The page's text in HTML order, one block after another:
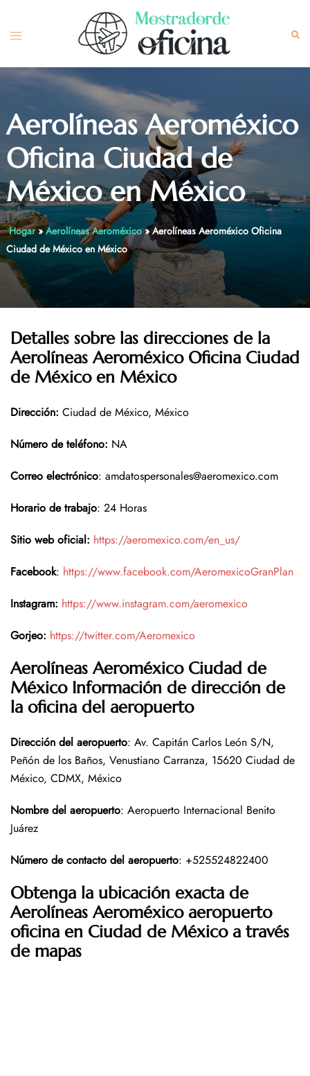
content
Toggle
Aerolíneas Aeroméxico
Oficina Ciudad de
México en México
Hogar»Aerolíneas Aeroméxico»Aerolíneas Aeroméxico Oficina
Ciudad de México en México
Detalles sobre las direcciones de la
Aerolíneas Aeroméxico Oficina Ciudad
de México en México
Dirección: Ciudad de México, México
Número de teléfono: NA
Correo electrónico: amdatospersonales@aeromexico.com
Horario de trabajo: 24 Horas
Sitio web oficial: https://aeromexico.com/en_us/
Facebook: https://www.facebook.com/AeromexicoGranPlan
Instagram: https://www.instagram.com/aeromexico
Gorjeo: https://twitter.com/Aeromexico
Aerolíneas Aeroméxico Ciudad de
México Información de dirección de
la oficina del aeropuerto
Dirección del aeropuerto: Av. Capitán Carlos León S/N,
Peñón de los Baños, Venustiano Carranza, 15620 Ciudad de
México, CDMX, México
Nombre del aeropuerto: Aeropuerto Internacional Benito
Juárez
Número de contacto del aeropuerto: +525524822400
Obtenga la ubicación exacta de
Aerolíneas Aeroméxico aeropuerto
oficina en Ciudad de México a través
de mapas